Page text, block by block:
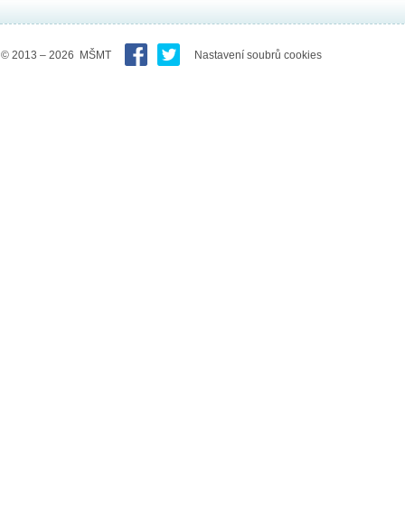
© 2013 – 2026 MŠMT Nastavení soubrů cookies